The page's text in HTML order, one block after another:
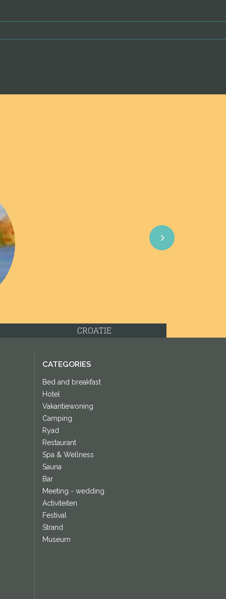
INDONESIË
CATEGORIES
Bed and breakfast
Hotel
Vakantiewoning
Camping
Ryad
Restaurant
Spa & Wellness
Sauna
Bar
Meeting - wedding
Activiteiten
Festival
Strand
Museum